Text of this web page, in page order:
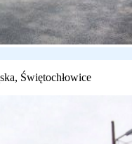
Świętochłowice